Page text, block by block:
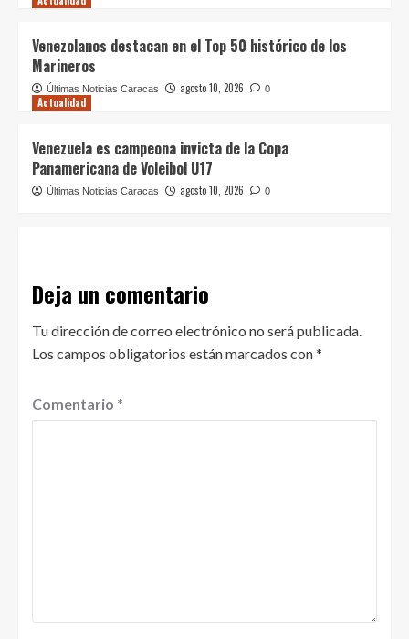
Venezolanos destacan en el Top 50 histórico de los
Marineros
Últimas Noticias Caracas agosto 10, 2026 0
Actualidad
Venezuela es campeona invicta de la Copa
Panamericana de Voleibol U17
Últimas Noticias Caracas agosto 10, 2026 0
Deja un comentario
Tu dirección de correo electrónico no será publicada.
Los campos obligatorios están marcados con*
Comentario *